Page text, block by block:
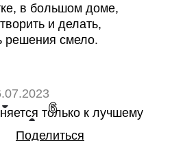
в большом доме,
и делать,
решения смело.
6
Поделиться